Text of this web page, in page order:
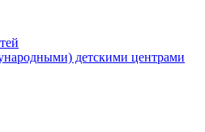
детскими центрами